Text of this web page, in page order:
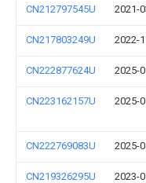
CN212797545U 2021-
CN217803249U 2022-
CN222877624U 2025-
CN223162157U 2025-
CN222769083U 2025-
CN219326295U 2023-